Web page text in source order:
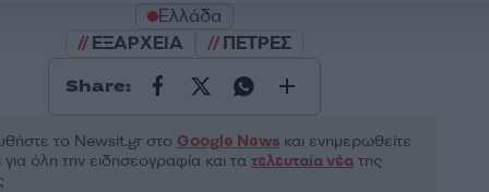
Ελλάδα
ΕΞΑΡΧΕΙΑ
ΠΕΤΡΕΣ
Share:
το Νewsit.gr στο Google Newsκαι ενημερωθείτε
όλη την ειδησεογραφία και τα τελευταία νέατης